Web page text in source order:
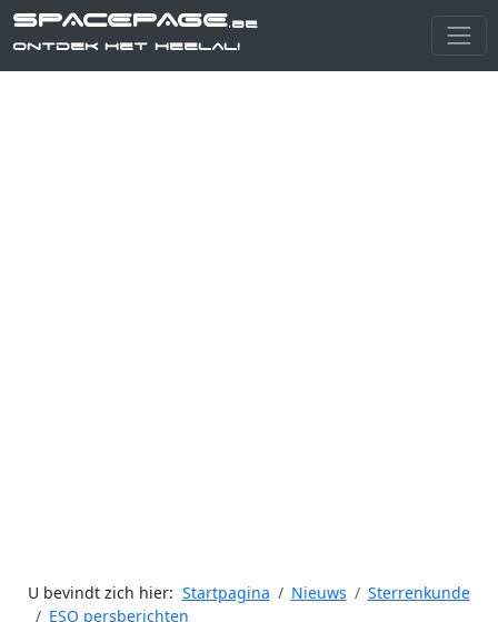
SPACEPAGE.be
Ontdek het heelal!
U bevindt zich hier: Startpagina Nieuws
Sterrenkunde
ESO persberichten